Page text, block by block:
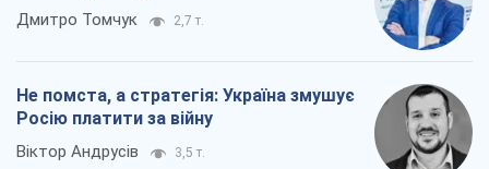
Дмитро Томчук 2,7 т.
Не помста, а стратегія: Україна змушує
Росію платити за війну
Віктор Андрусів 3,5 т.